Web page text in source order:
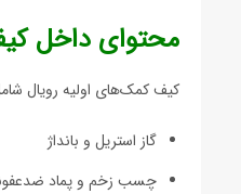
محتوای داخل
کیف کمک‌های اولیه رویال
گاز استریل و بانداژ
چسب زخم و پماد